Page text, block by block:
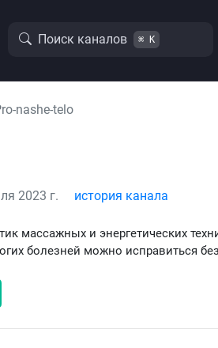
Поиск каналов ⌘ K
nashe-telo
2023 г. история канала
массажных и энергетических
болезней можно исправиться